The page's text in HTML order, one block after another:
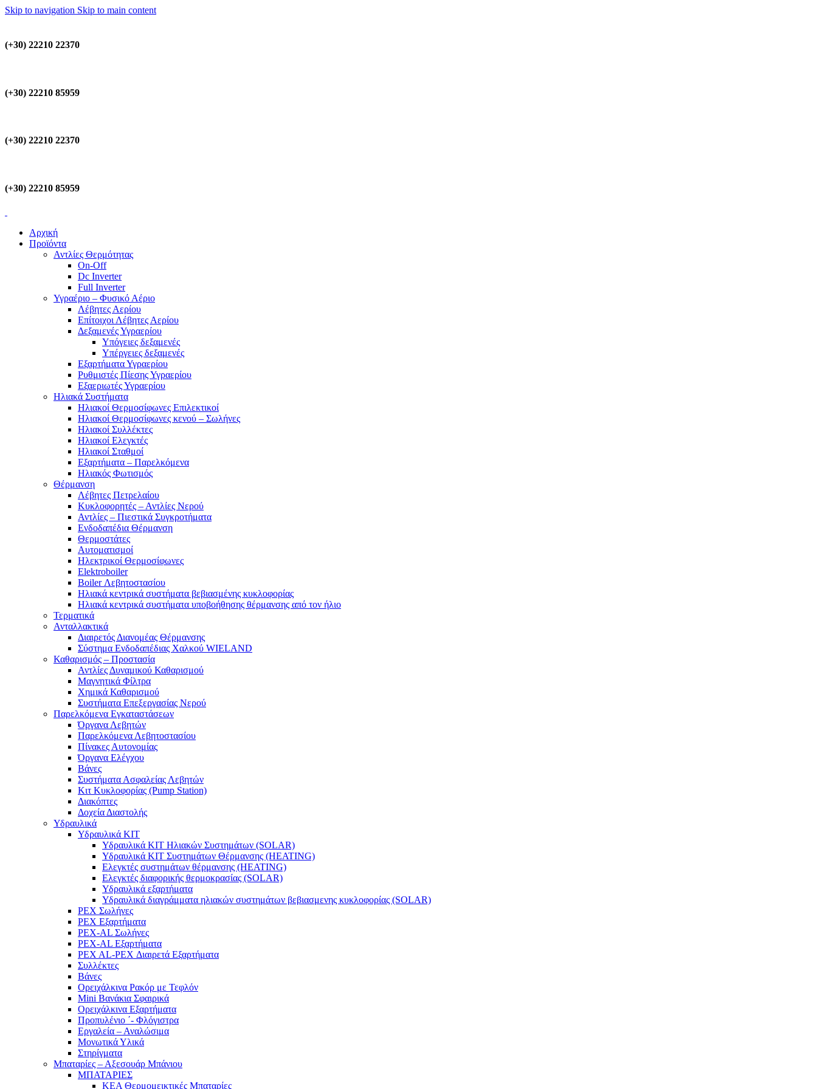
Skip to navigation Skip to main content
(+30) 22210 22370
(+30) 22210 85959
(+30) 22210 22370
(+30) 22210 85959
Αρχική
Προϊόντα
Αντλίες Θερμότητας
On-Off
Dc Inverter
Full Inverter
Υγραέριο – Φυσικό Αέριο
Λέβητες Αερίου
Επίτοιχοι Λέβητες Αερίου
Δεξαμενές Υγραερίου
Υπόγειες δεξαμενές
Υπέργειες δεξαμενές
Εξαρτήματα Υγραερίου
Ρυθμιστές Πίεσης Υγραερίου
Εξαεριωτές Υγραερίου
Ηλιακά Συστήματα
Ηλιακοί Θερμοσίφωνες Επιλεκτικοί
Ηλιακοί Θερμοσίφωνες κενού – Σωλήνες
Ηλιακοί Συλλέκτες
Ηλιακοί Ελεγκτές
Ηλιακοί Σταθμοί
Εξαρτήματα – Παρελκόμενα
Ηλιακός Φωτισμός
Θέρμανση
Λέβητες Πετρελαίου
Κυκλοφορητές – Αντλίες Νερού
Αντλίες – Πιεστικά Συγκροτήματα
Ενδοδαπέδια Θέρμανση
Θερμοστάτες
Αυτοματισμοί
Ηλεκτρικοί Θερμοσίφωνες
Elektroboiler
Boiler Λεβητοστασίου
Ηλιακά κεντρικά συστήματα βεβιασμένης κυκλοφορίας
Ηλιακά κεντρικά συστήματα υποβοήθησης θέρμανσης από τον ήλιο
Τερματικά
Ανταλλακτικά
Διαιρετός Διανομέας Θέρμανσης
Σύστημα Ενδοδαπέδιας Χαλκού WIELAND
Καθαρισμός – Προστασία
Αντλίες Δυναμικού Καθαρισμού
Μαγνητικά Φίλτρα
Χημικά Καθαρισμού
Συστήματα Επεξεργασίας Νερού
Παρελκόμενα Εγκαταστάσεων
Όργανα Λεβητών
Παρελκόμενα Λεβητοστασίου
Πίνακες Αυτονομίας
Όργανα Ελέγχου
Βάνες
Συστήματα Ασφαλείας Λεβητών
Κιτ Κυκλοφορίας (Pump Station)
Διακόπτες
Δοχεία Διαστολής
Υδραυλικά
Υδραυλικά ΚΙΤ
Υδραυλικά ΚΙΤ Ηλιακών Συστημάτων (SOLAR)
Υδραυλικά ΚΙΤ Συστημάτων Θέρμανσης (HEATING)
Ελεγκτές συστημάτων θέρμανσης (ΗΕΑΤING)
Ελεγκτές διαφορικής θερμοκρασίας (SOLAR)
Υδραυλικά εξαρτήματα
Υδραυλικά διαγράμματα ηλιακών συστημάτων βεβιασμενης κυκλοφορίας (SOLAR)
PEX Σωλήνες
PEX Εξαρτήματα
PEX-AL Σωλήνες
PEX-AL Εξαρτήματα
PEX AL-PEX Διαιρετά Εξαρτήματα
Συλλέκτες
Βάνες
Ορειχάλκινα Ρακόρ με Τεφλόν
Mini Βανάκια Σφαιρικά
Ορειχάλκινα Εξαρτήματα
Προπυλένιο ΄- Φλόγιστρα
Εργαλεία – Αναλώσιμα
Μονωτικά Υλικά
Στηρίγματα
Μπαταρίες – Αξεσουάρ Μπάνιου
ΜΠΑΤΑΡΙΕΣ
KEA Θερμομεικτικές Μπαταρίες